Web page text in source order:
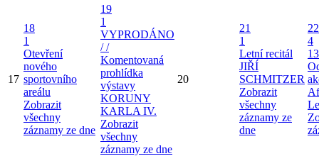
17
18
1
Otevření
nového
sportovního
areálu
Zobrazit
všechny
záznamy ze dne
19
1
VYPRODÁNO
/ /
Komentovaná
prohlídka
výstavy
KORUNY
KARLA IV.
Zobrazit
všechny
záznamy ze dne
20
21
1
Letní recitál
JIŘÍ
SCHMITZER
Zobrazit
všechny
záznamy ze
dne
22
4